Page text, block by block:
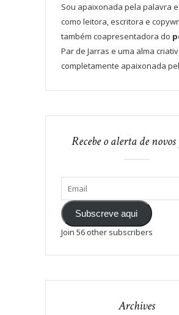
Sou apaixonada pela palavra
como leitora, escritora e
também coapresentadora do
Par de Jarras e uma alma
completamente apaixonada
Recebe o alerta de novos
Subscreve aqui
Join 56 other subscribers
Archives